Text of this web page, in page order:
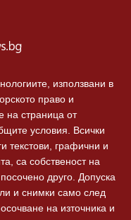
използвани в
право и
на страница от
условия. Всички
текстови, графични и
са собственост на
друго. Допуска
и снимки само след
на източника и